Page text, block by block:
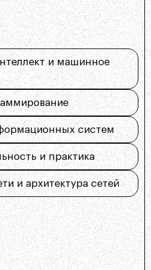
и машинное
систем
и практика
и архитектура сетей